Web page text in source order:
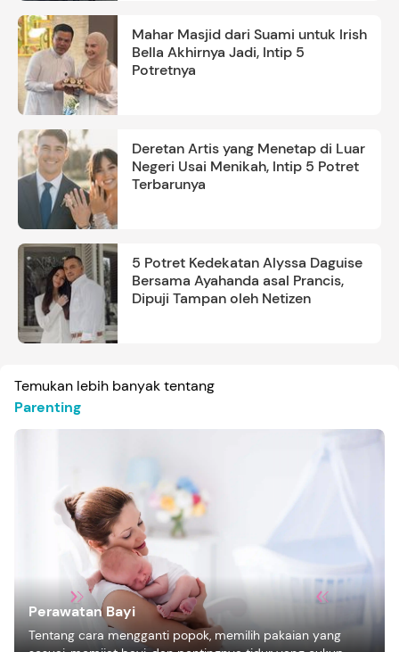
Mahar Masjid dari Suami untuk Irish
Bella Akhirnya Jadi, Intip 5
Potretnya
Deretan Artis yang Menetap di Luar
Negeri Usai Menikah, Intip 5 Potret
Terbarunya
5 Potret Kedekatan Alyssa Daguise
Bersama Ayahanda asal Prancis,
Dipuji Tampan oleh Netizen
Temukan lebih banyak tentang
Parenting
Perawatan Bayi
Tentang cara mengganti popok, memilih pakaian yang